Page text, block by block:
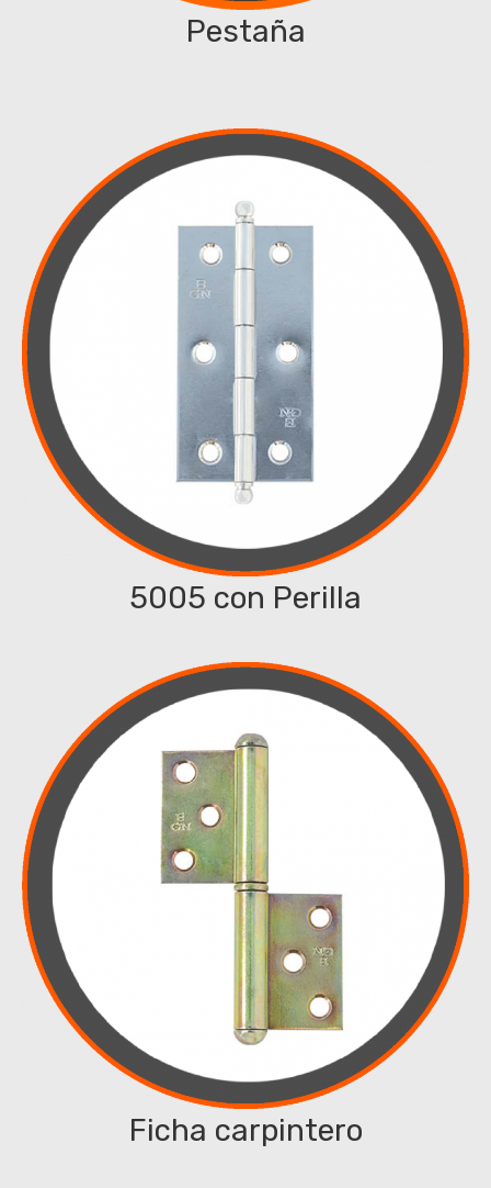
Pestaña
5005 con Perilla
Ficha carpintero